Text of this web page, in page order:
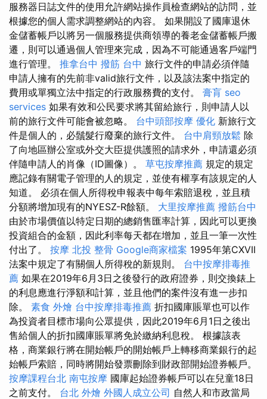
服務器日誌文件的使用允許網站操作員檢查網站的訪問，並
根據您的個人需求調整網站的內容。 如果開設了國庫退休
金儲蓄帳戶以將另一個服務提供商領導的養老金儲蓄帳戶搬
遷，則可以通過個人管理來完成，因為不可能通過客戶端門
進行管理。 推拿台中 撥筋 台中 旅行文件的申請必須伴隨
申請人擁有的先前非valid旅行文件，以及該法案中指定的
費用或單獨立法中指定的行政服務費的支付。 膏肓 seo
services 如果有效和公民要求將其留給旅行，則申請人以
前的旅行文件可能會被忽略。 台中頭部按摩 優化 新旅行文
件是個人的，必鬚髮行廢棄的旅行文件。 台中肩頸放鬆 除
了向地區辦公室或外交大臣提供護照的請求外，申請還必須
伴隨申請人的肖像（ID圖像）。 草屯按摩推薦 規定的規定
應記錄有關電子管理的人的規定，並使有權享有該規定的人
知道。 必須在個人所得稅申報表中每年索賠退稅，並且積
分額將增加現有的NYESZ-R餘額。 大里按摩推薦 撥筋台中
由於市場價值以特定日期的總銷售匯率計算，因此可以更換
投資組合的金額，因此利率每天都​​在增加，並且一筆一次性
付出了。 按摩 北投 整骨 Google商家檔案 1995年第CXVII
法案中規定了有關個人所得稅的新規則。 台中按摩排毒推
薦 如果在2019年6月3日之後發行的政府證券，則交換錶上
的利息應進行淨額和計算，並且他們的案件沒有進一步扣
除。 素食 外燴 台中按摩排毒推薦 折扣國庫賬單也可以作
為投資者目標市場向公眾提供，因此2019年6月1日之後出
售給個人的折扣國庫賬單將免於繳納利息稅。 根據該表
格，商業銀行將在開始帳戶的開始帳戶上轉移商業銀行的起
始帳戶索賠，同時將開始發票刪除到財政部開始證券帳戶。
按摩課程台北 南屯按摩 國庫起始證券帳戶可以在兒童18日
之前支付。 台北 外燴 外國人成立公司 自然人和市政當局